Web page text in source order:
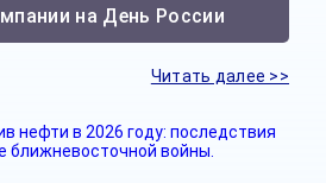
на День России
Читать далее >>